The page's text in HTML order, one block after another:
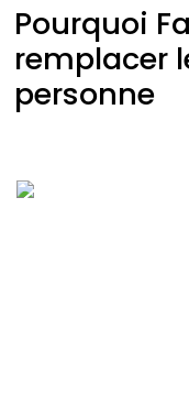
Pourquoi
remplacer
personne